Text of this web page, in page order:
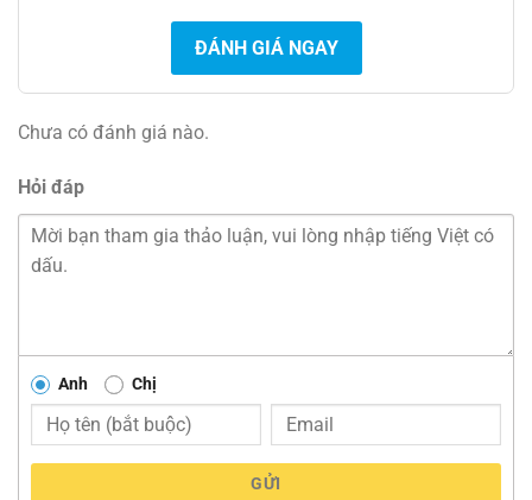
ĐÁNH GIÁ NGAY
Chưa có đánh giá nào.
Hỏi đáp
Anh Chị
GỬI